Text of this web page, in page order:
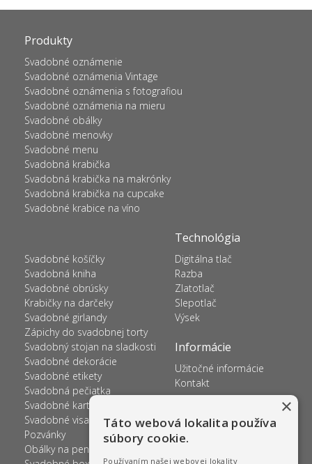
Produkty
Svadobné oznámenie
Svadobné oznámenia Vintage
Svadobné oznámenia s fotografiou
Svadobné oznámenia na mieru
Svadobné obálky
Svadobné menovky
Svadobné menu
Svadobná krabička
Svadobná krabička na makrónky
Svadobná krabička na cupcake
Svadobné krabice na víno
Svadobné košíčky
Svadobná kniha
Svadobné obrúsky
Krabičky na darčeky
Svadobné girlandy
Zápichy do svadobnej torty
Svadobný stojan na sladkosti
Svadobné dekorácie
Svadobné etikety
Svadobná pečiatka
Svadobné kartičky na prskavky
Svadobné visačky
Pozvánky
Obálky na peniaze
Technológia
Digitálna tlač
Razba
Zlatotlač
Slepotlač
Výsek
Informácie
Užitočné informácie
Kontakt
×
Táto webová lokalita používa
súbory cookie.
Používaním našej webovej lokality